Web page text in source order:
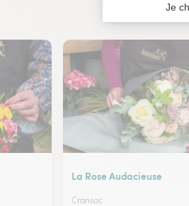
La Rose Audacieuse
Cransac